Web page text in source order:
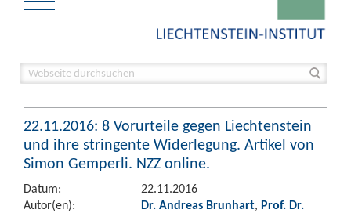
22.11.2016: 8 Vorurteile gegen Liechtenstein
und ihre stringente Widerlegung. Artikel von
Simon Gemperli. NZZ online.
Datum:
22.11.2016
Autor(en):
Dr. Andreas Brunhart, Prof. Dr.